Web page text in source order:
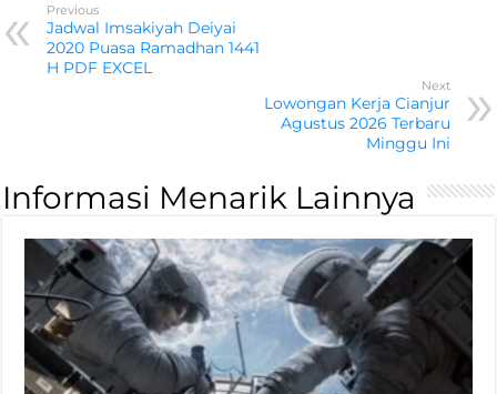
Previous
Jadwal Imsakiyah Deiyai
2020 Puasa Ramadhan 1441
H PDF EXCEL
Next
Lowongan Kerja Cianjur
Agustus 2026 Terbaru
Minggu Ini
Informasi Menarik Lainnya